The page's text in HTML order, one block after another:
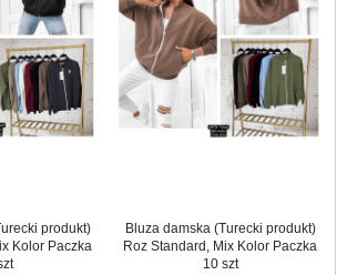
produkt)
Kolor Paczka
Bluza damska (Turecki produkt)
Roz Standard, Mix Kolor Paczka
10 szt